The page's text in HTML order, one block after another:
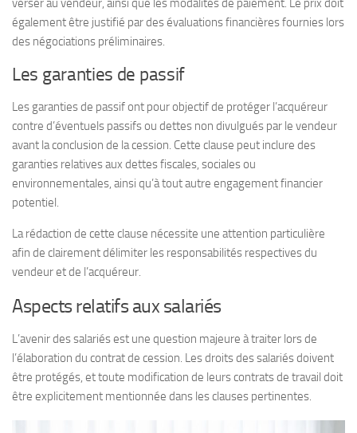
verser au vendeur, ainsi que les modalités de paiement. Le prix doit
également être justifié par des évaluations financières fournies lors
des négociations préliminaires.
Les garanties de passif
Les garanties de passif ont pour objectif de protéger l’acquéreur
contre d’éventuels passifs ou dettes non divulgués par le vendeur
avant la conclusion de la cession. Cette clause peut inclure des
garanties relatives aux dettes fiscales, sociales ou
environnementales, ainsi qu’à tout autre engagement financier
potentiel.
La rédaction de cette clause nécessite une attention particulière
afin de clairement délimiter les responsabilités respectives du
vendeur et de l’acquéreur.
Aspects relatifs aux salariés
L’avenir des salariés est une question majeure à traiter lors de
l’élaboration du contrat de cession. Les droits des salariés doivent
être protégés, et toute modification de leurs contrats de travail doit
être explicitement mentionnée dans les clauses pertinentes.